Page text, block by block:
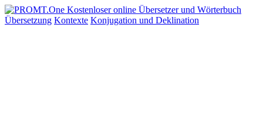
Übersetzung Kontexte Konjugation und Deklination